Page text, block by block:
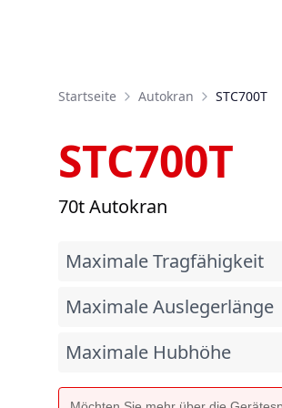
Startseite Autokran STC700T
STC700T
70t Autokran
Maximale Tragfähigkeit
Maximale Auslegerlänge
Maximale Hubhöhe